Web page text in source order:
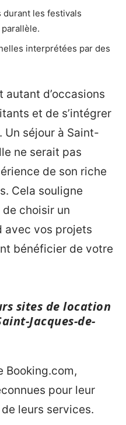
durant les festivals
interprétées par des
d’occasions
et de s’intégrer
séjour à Saint-
ne serait pas
de son riche
Cela souligne
choisir un
avec vos projets
bénéficier de votre
sites de location
Jacques-de-
Booking.com,
pour leur
leurs services.